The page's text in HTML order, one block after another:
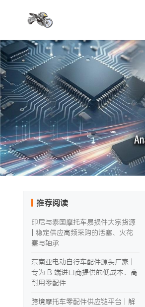
推荐阅读
印尼与泰国摩托车易损件大宗货源
| 稳定供应高频采购的活塞、火花
塞与轴承
东南亚电动自行车配件源头厂家 |
专为 B 端进口商提供的低成本、高
耐用零配件
跨境摩托车零配件供应链平台 | 解